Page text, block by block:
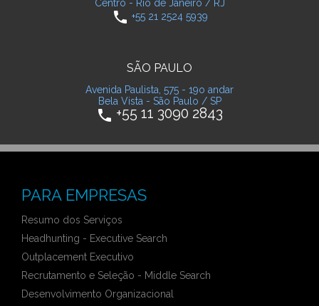
Centro - Rio de Janeiro / RJ
phone +55 21 2524 5939
SÃO PAULO
Avenida Paulista, 575 - 19o andar
Bela Vista - São Paulo / SP
phone +55 11 3090 2843
PARA EMPRESAS
Resumo dos Serviços
Headhunting - Executive Search
Outplacement Executivo
Recrutamento e Seleção - Middle Search
Desenvolvimento Organizacional